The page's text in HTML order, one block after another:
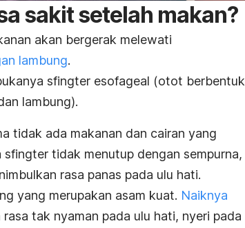
sakit setelah makan?
akan bergerak melewati
lambung.
sfingter esofageal (otot berbentuk
lambung).
tidak ada makanan dan cairan yang
tidak menutup dengan sempurna,
rasa panas pada ulu hati.
yang merupakan asam kuat. Naiknya
tak nyaman pada ulu hati, nyeri pada